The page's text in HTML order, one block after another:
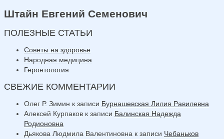
Штайн Евгений Семенович
ПОЛЕЗНЫЕ СТАТЬИ
Советы на здоровье
Народная медицина
Геронтология
СВЕЖИЕ КОММЕНТАРИИ
Олег Р. Зимин к записи Бурнашевская Лилия Равилевна
Алексей Курпаков к записи Балинская Надежда
Родионовна
Дьякова Людмила Валентиновна к записи Чебаньков